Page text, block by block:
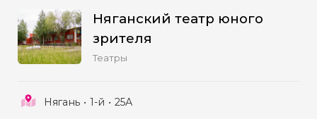
возможность наблюдать взросление
театра или был его частью.
торжественности и некой
Няганский театр юного
зрителя
Театры
Нягань 1-й 25А